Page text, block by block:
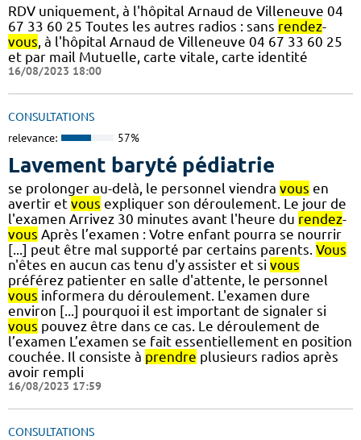
RDV uniquement, à l'hôpital Arnaud de Villeneuve 04
67 33 60 25 Toutes les autres radios : sans rendez-
vous, à l'hôpital Arnaud de Villeneuve 04 67 33 60 25
et par mail Mutuelle, carte vitale, carte identité
16/08/2023 18:00
CONSULTATIONS
relevance: 57%
Lavement baryté pédiatrie
se prolonger au-delà, le personnel viendra vous en
avertir et vous expliquer son déroulement. Le jour de
l'examen Arrivez 30 minutes avant l'heure du rendez-
vous Après l’examen : Votre enfant pourra se nourrir
[...] peut être mal supporté par certains parents. Vous
n'êtes en aucun cas tenu d'y assister et si vous
préférez patienter en salle d'attente, le personnel
vous informera du déroulement. L'examen dure
environ [...] pourquoi il est important de signaler si
vous pouvez être dans ce cas. Le déroulement de
l’examen L’examen se fait essentiellement en position
couchée. Il consiste à prendre plusieurs radios après
avoir rempli
16/08/2023 17:59
CONSULTATIONS